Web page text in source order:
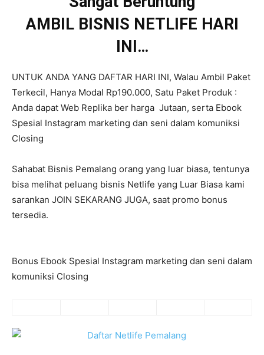
AMBIL BISNIS NETLIFE HARI
INI…
UNTUK ANDA YANG DAFTAR HARI INI, Walau Ambil Paket
Terkecil, Hanya Modal Rp190.000, Satu Paket Produk :
Anda dapat Web Replika ber harga Jutaan, serta Ebook
Spesial Instagram marketing dan seni dalam komuniksi
Closing
Sahabat Bisnis Pemalang orang yang luar biasa, tentunya
bisa melihat peluang bisnis Netlife yang Luar Biasa kami
sarankan JOIN SEKARANG JUGA, saat promo bonus
tersedia.
Bonus Ebook Spesial Instagram marketing dan seni dalam
komuniksi Closing